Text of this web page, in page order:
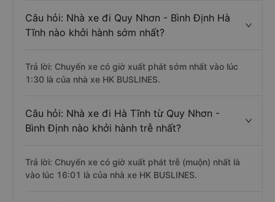
Câu hỏi: Nhà xe đi Quy Nhơn - Bình Định Hà
Tĩnh nào khởi hành sớm nhất?
Trả lời: Chuyến xe có giờ xuất phát sớm nhất vào lúc
1:30 là của nhà xe HK BUSLINES.
Câu hỏi: Nhà xe đi Hà Tĩnh từ Quy Nhơn -
Bình Định nào khởi hành trễ nhất?
Trả lời: Chuyến xe có giờ xuất phát trễ (muộn) nhất là
vào lúc 16:01 là của nhà xe HK BUSLINES.